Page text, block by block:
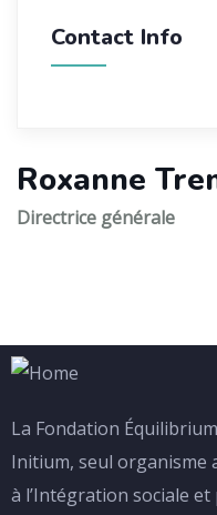
Contact Info
Roxanne
Directrice générale
La Fondation
Initium, seul organisme
à l’Intégration sociale